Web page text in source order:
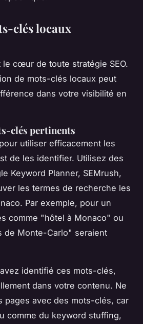
clés locaux
cœur de toute stratégie SEO.
de mots-clés locaux peut
dans votre visibilité en
clés pertinents
utiliser efficacement les
de les identifier. Utilisez des
Keyword Planner, SEMrush,
les termes de recherche les
Par exemple, pour un
comme "hôtel à Monaco" ou
de Monte-Carlo" seraient
identifié ces mots-clés,
dans votre contenu. Ne
pages avec des mots-clés, car
comme du keyword stuffing,